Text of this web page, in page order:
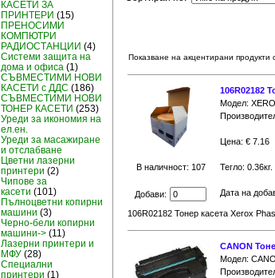
КАСЕТИ ЗА
ПРИНТЕРИ (15)
ПРЕНОСИМИ
КОМПЮТРИ
РАДИОСТАНЦИИ (4)
Системи защита на
дома и офиса (1)
СЪВМЕСТИМИ НОВИ
КАСЕТИ с ДДС (186)
СЪВМЕСТИМИ НОВИ
ТОНЕР КАСЕТИ (253)
Уреди за икономия на
ел.ен.
Уреди за масажиране
и отслабване
Цветни лазерни
принтери (2)
Чипове за
касети (101)
Пълноцветни копирни
машини (3)
Черно-бели копирни
машини-> (11)
Лазерни принтери и
МФУ (28)
Специални
принтери (1)
Показване на акцентирани продукти
В наличност: 107
Добави:
106R02182
Модел:
Цена: € 7.16
Тегло: 0.36кг.
Дата на
106R02182 Тонер касета Xerox
CANON
Модел: